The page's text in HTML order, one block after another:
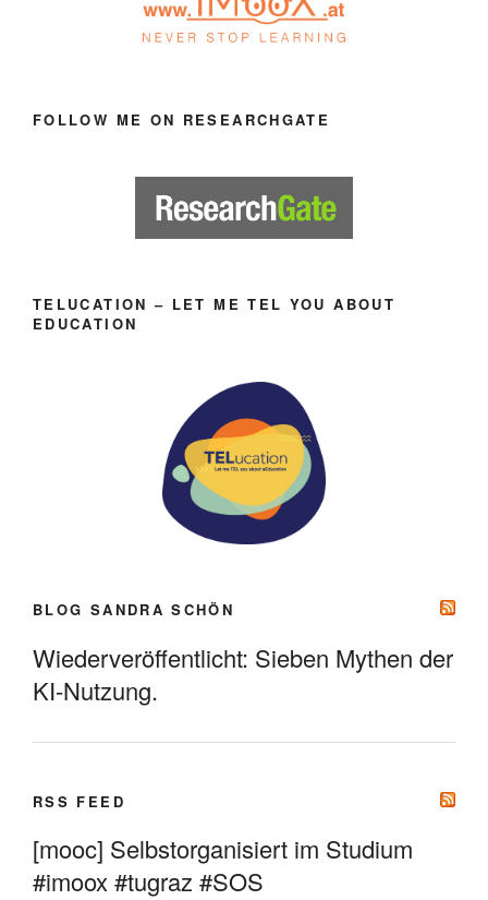
FOLLOW ME ON RESEARCHGATE
TELUCATION – LET ME TEL YOU ABOUT
EDUCATION
BLOG SANDRA SCHÖN
Wiederveröffentlicht: Sieben Mythen der
KI-Nutzung.
RSS FEED
[mooc] Selbstorganisiert im Studium
#imoox #tugraz #SOS